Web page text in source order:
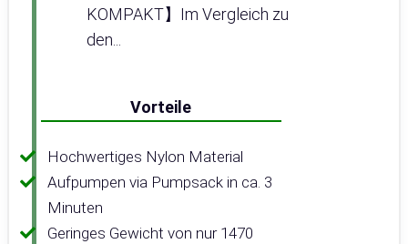
KOMPAKT】Im Vergleich zu
den...
Vorteile
Hochwertiges Nylon Material
Aufpumpen via Pumpsack in ca. 3
Minuten
Geringes Gewicht von nur 1470